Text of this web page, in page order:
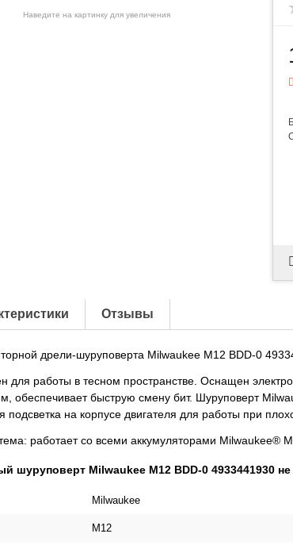
Наведите на картинку для увеличения
Отзывы
дрели-шуруповерта Milwaukee M12 BDD-0
для работы в тесном пространстве. Оснащен
обеспечивает быструю смену бит. Шуруповерт
подсветка на корпусе двигателя для работы при
работает со всеми аккумуляторами Milwaukee®
шуруповерт Milwaukee M12 BDD-0 4933441930
Milwaukee
М12